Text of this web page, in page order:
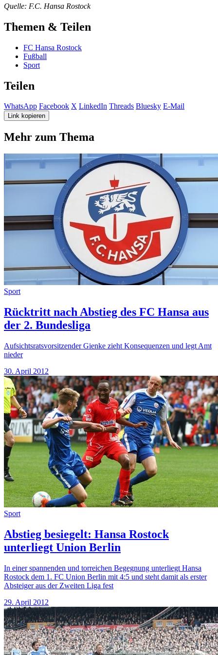
Quelle: F.C. Hansa Rostock
Themen & Teilen
FC Hansa Rostock
Fußball
Sport
Teilen
WhatsApp Facebook X LinkedIn Threads Bluesky E-Mail
Link kopieren
Mehr zum Thema
Sport
Rücktritt nach Abstieg des FC Hansa aus
der 2. Bundesliga
Aufsichtsratsvorsitzender Gienke zieht Konsequenzen und legt Amt
nieder
30. April 2012
Sport
Abstieg besiegelt: Hansa Rostock
unterliegt Union Berlin
In einer spannenden und torreichen Begegnung unterliegt Hansa
Rostock dem 1. FC Union Berlin mit 4:5 und steht damit als erster
Absteiger aus der Zweiten Liga fest
29. April 2012